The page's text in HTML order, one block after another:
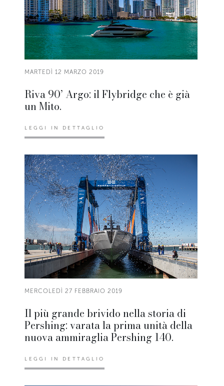
MARTEDÌ 12 MARZO 2019
Riva 90’ Argo: il Flybridge che è già
un Mito.
LEGGI IN DETTAGLIO
MERCOLEDÌ 27 FEBBRAIO 2019
Il più grande brivido nella storia di
Pershing: varata la prima unità della
nuova ammiraglia Pershing 140.
LEGGI IN DETTAGLIO